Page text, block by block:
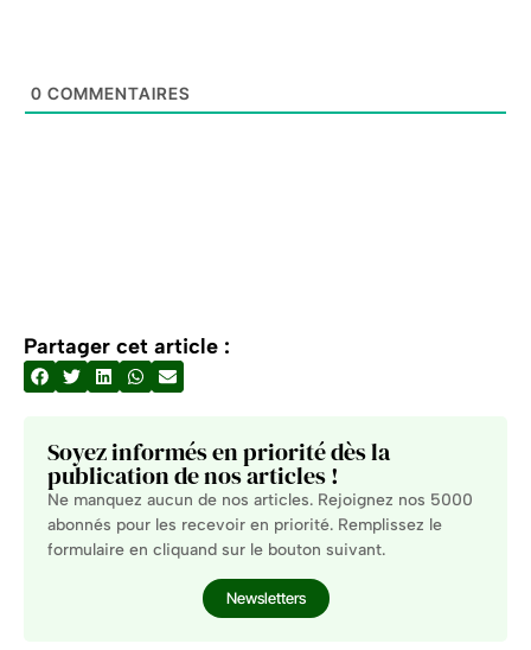
0 COMMENTAIRES
Partager cet article :
Soyez informés en priorité dès la
publication de nos articles !
Ne manquez aucun de nos articles. Rejoignez nos 5000
abonnés pour les recevoir en priorité. Remplissez le
formulaire en cliquand sur le bouton suivant.
Newsletters